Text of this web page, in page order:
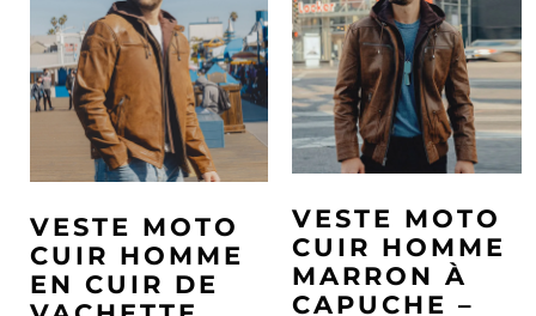
VESTE MOTO
CUIR HOMME
EN CUIR DE
VESTE MOTO
CUIR HOMME
MARRON À
CAPUCHE –